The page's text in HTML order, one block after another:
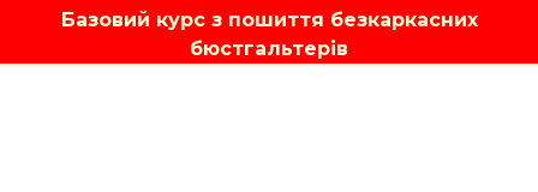
Базовий курс з пошиття безкаркасних
бюстгальтерів